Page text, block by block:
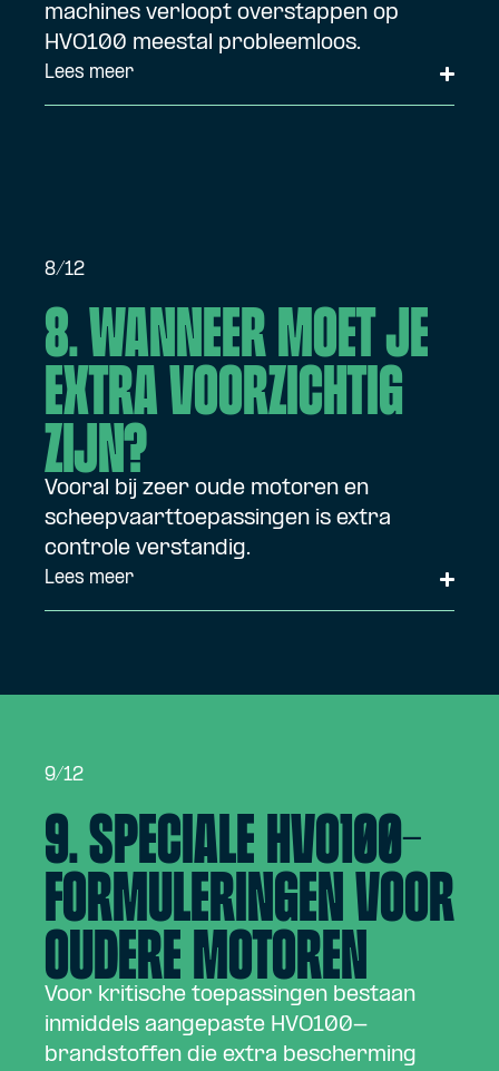
machines verloopt overstappen op
HVO100 meestal probleemloos.
Lees meer
8/12
8. Wanneer moet je
extra voorzichtig
zijn?
Vooral bij zeer oude motoren en
scheepvaart­toepassingen is extra
controle verstandig.
Lees meer
9/12
9. Speciale HVO100-
formuleringen voor
oudere motoren
Voor kritische toepassingen bestaan
inmiddels aangepaste HVO100-
brandstoffen die extra bescherming